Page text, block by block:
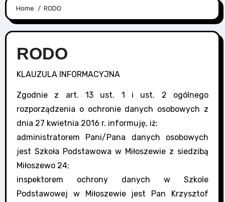
Home RODO
RODO
KLAUZULA INFORMACYJNA
Zgodnie z art. 13 ust. 1 i ust. 2 ogólnego
rozporządzenia o ochronie danych osobowych z
dnia 27 kwietnia 2016 r. informuję, iż:
administratorem Pani/Pana danych osobowych
jest Szkoła Podstawowa w Miłoszewie z siedzibą
Miłoszewo 24;
inspektorem ochrony danych w Szkole
Podstawowej w Miłoszewie jest Pan Krzysztof